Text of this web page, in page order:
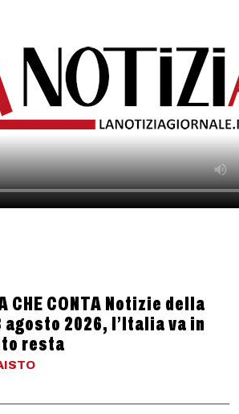
CHE CONTA Notizie della
2026, l’Italia va in
resta